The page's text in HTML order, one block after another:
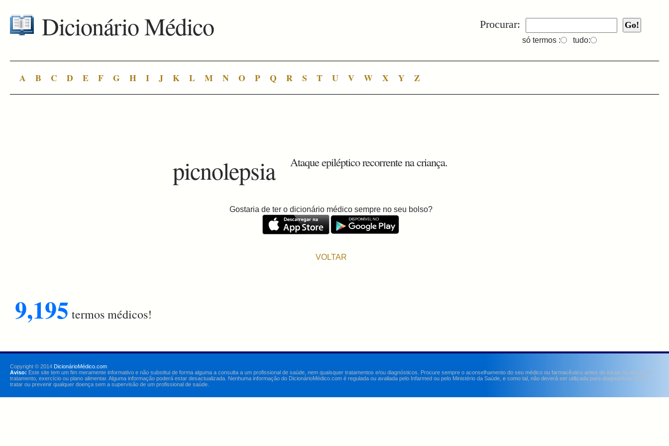
Procurar:
só termos : tudo:
Dicionário Médico
A B C D E F G H I J K L M N O P Q R S T U V W X Y Z
picnolepsia Ataque epiléptico recorrente na criança.
Gostaria de ter o dicionário médico sempre no seu bolso?
VOLTAR
9,195 termos médicos!
Copyright © 2014 DicionárioMédico.com
Aviso: Este site tem um fim meramente informativo e não substitui de forma alguma a consulta a um profissional de saúde, nem quaisquer tratamentos e/ou diagnósticos. Procure sempre o aconselhamento do seu médico ou farmacêutico antes de iniciar ou alterar um
tratamento, exercício ou plano alimentar. Alguma informação poderá estar desactualizada. Nenhuma informação do DicionárioMédico.com é regulada ou avaliada pelo Infarmed ou pelo Ministério da Saúde, e como tal, não deverá ser utilizada para diagnosticar, curar,
tratar ou prevenir qualquer doença sem a supervisão de um profissional de saúde.